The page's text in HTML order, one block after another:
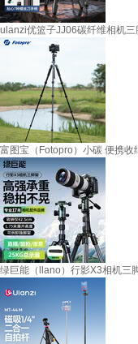
ulanzi优篮子JJ06碳纤维相机
富图宝（Fotopro）小碳 便携
绿巨能（llano）行影X3相机三